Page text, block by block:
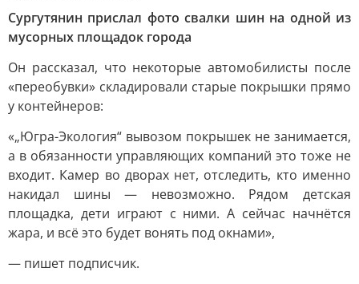
Сургутянин прислал фото свалки шин на одной из
мусорных площадок города
Он рассказал, что некоторые автомобилисты после
«переобувки» складировали старые покрышки прямо
у контейнеров:
«„Югра-Экология“ вывозом покрышек не занимается,
а в обязанности управляющих компаний это тоже не
входит. Камер во дворах нет, отследить, кто именно
накидал шины — невозможно. Рядом детская
площадка, дети играют с ними. А сейчас начнётся
жара, и всё это будет вонять под окнами»,
— пишет подписчик.